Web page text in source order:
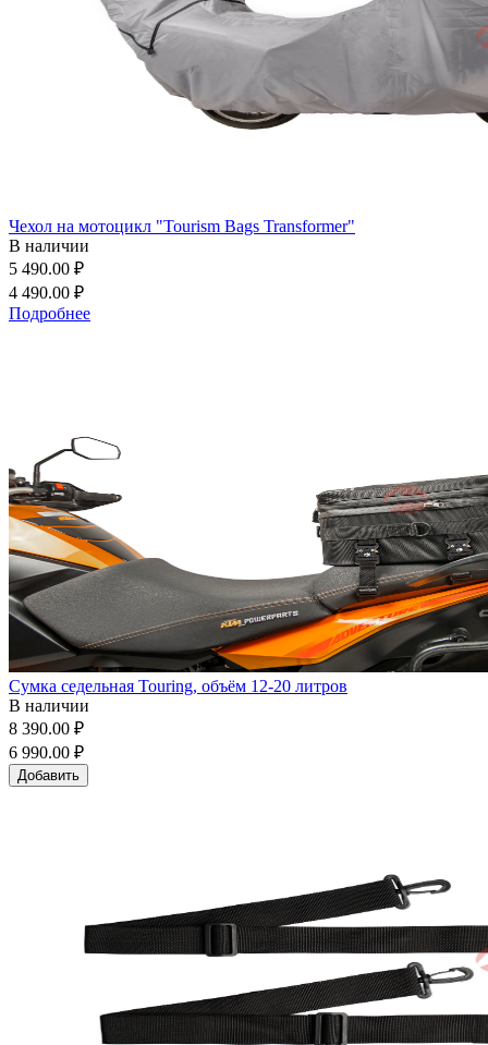
Чехол на мотоцикл "Tourism Bags Transformer"
В наличии
5 490.00 ₽
4 490.00 ₽
Подробнее
Сумка седельная Touring, объём 12-20 литров
В наличии
8 390.00 ₽
6 990.00 ₽
Добавить